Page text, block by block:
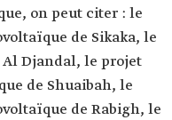
on peut citer : le
de Sikaka, le
Djandal, le projet
de Shuaibah, le
de Rabigh, le